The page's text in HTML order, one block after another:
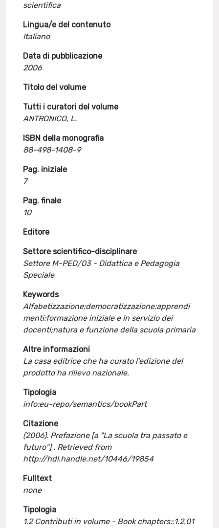
scientifica
Lingua/e del contenuto
Italiano
Data di pubblicazione
2006
Titolo del volume
Tutti i curatori del volume
ANTRONICO, L.
ISBN della monografia
88-498-1408-9
Pag. iniziale
7
Pag. finale
10
Editore
Settore scientifico-disciplinare
Settore M-PED/03 - Didattica e Pedagogia
Speciale
Keywords
Alfabetizzazione;democratizzazione;apprendi
menti;formazione iniziale e in servizio dei
docenti;natura e funzione della scuola primaria
Altre informazioni
La casa editrice che ha curato l’edizione del
prodotto ha rilievo nazionale.
Tipologia
info:eu-repo/semantics/bookPart
Citazione
(2006). Prefazione [a "La scuola tra passato e
futuro"] . Retrieved from
http://hdl.handle.net/10446/19854
Fulltext
none
Tipologia
1.2 Contributi in volume - Book chapters::1.2.01